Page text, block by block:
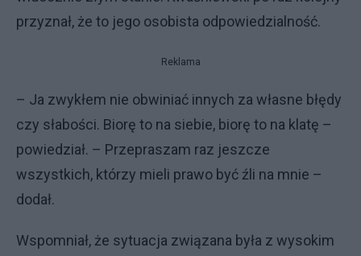
przyznał, że to jego osobista odpowiedzialność.
Reklama
– Ja zwykłem nie obwiniać innych za własne błędy
czy słabości. Biorę to na siebie, biorę to na klatę –
powiedział. – Przepraszam raz jeszcze
wszystkich, którzy mieli prawo być źli na mnie –
dodał.
Wspomniał, że sytuacja związana była z wysokim